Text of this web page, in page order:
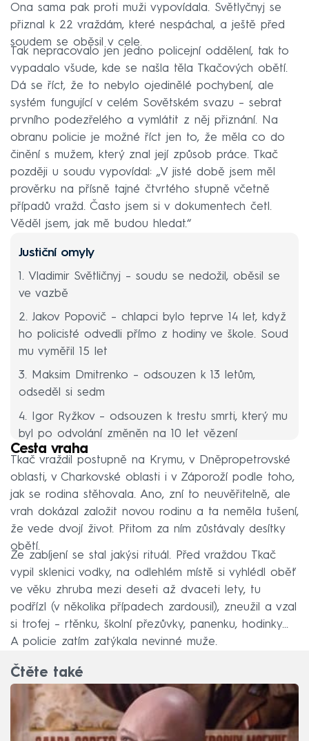
Ona sama pak proti muži vypovídala. Světlyčnyj se
přiznal k 22 vraždám, které nespáchal, a ještě před
soudem se oběsil v cele.
Tak nepracovalo jen jedno policejní oddělení, tak to
vypadalo všude, kde se našla těla Tkačových obětí.
Dá se říct, že to nebylo ojedinělé pochybení, ale
systém fungující v celém Sovětském svazu – sebrat
prvního podezřelého a vymlátit z něj přiznání. Na
obranu policie je možné říct jen to, že měla co do
činění s mužem, který znal její způsob práce. Tkač
později u soudu vypovídal: „V jisté době jsem měl
prověrku na přísně tajné čtvrtého stupně včetně
případů vražd. Často jsem si v dokumentech četl.
Věděl jsem, jak mě budou hledat.“
Justiční omyly
1. Vladimir Světličnyj – soudu se nedožil, oběsil se
ve vazbě
2. Jakov Popovič – chlapci bylo teprve 14 let, když
ho policisté odvedli přímo z hodiny ve škole. Soud
mu vyměřil 15 let
3. Maksim Dmitrenko – odsouzen k 13 letům,
odseděl si sedm
4. Igor Ryžkov – odsouzen k trestu smrti, který mu
byl po odvolání změněn na 10 let vězení
5. Valerij Koršun – odsouzen k deseti letům vězení
6. Aleksandr Čudnych – odsouzen k 15 letům
vězení
7. Vitalij Kaira – odseděl si skoro pět let z
patnácti, které mu vyměřil soud
8. Nikolaj Demčuk – odseděl si 4,5 roku
9. Nikolaj Marusenko – psychicky nemocný mladík s
mentalitou pětiletého dítěte skončil na tři roky v
psychiatrické léčebně
Za každým jménem není tragédie jen jednoho
se společenským stigmatem „to je žena, dítě, otec
toho vraha dětí“.
Cesta vraha
Tkač vraždil postupně na Krymu, v Dněpropetrovské
oblasti, v Charkovské oblasti i v Záporoží podle toho,
jak se rodina stěhovala. Ano, zní to neuvěřitelně, ale
vrah dokázal založit novou rodinu a ta neměla tušení,
že vede dvojí život. Přitom za ním zůstávaly desítky
obětí.
Ze zabíjení se stal jakýsi rituál. Před vraždou Tkač
vypil sklenici vodky, na odlehlém místě si vyhlédl oběť
ve věku zhruba mezi deseti až dvaceti lety, tu
podřízl (v několika případech zardousil), zneužil a vzal
si trofej – rtěnku, školní přezůvky, panenku, hodinky...
A policie zatím zatýkala nevinné muže.
Čtěte také